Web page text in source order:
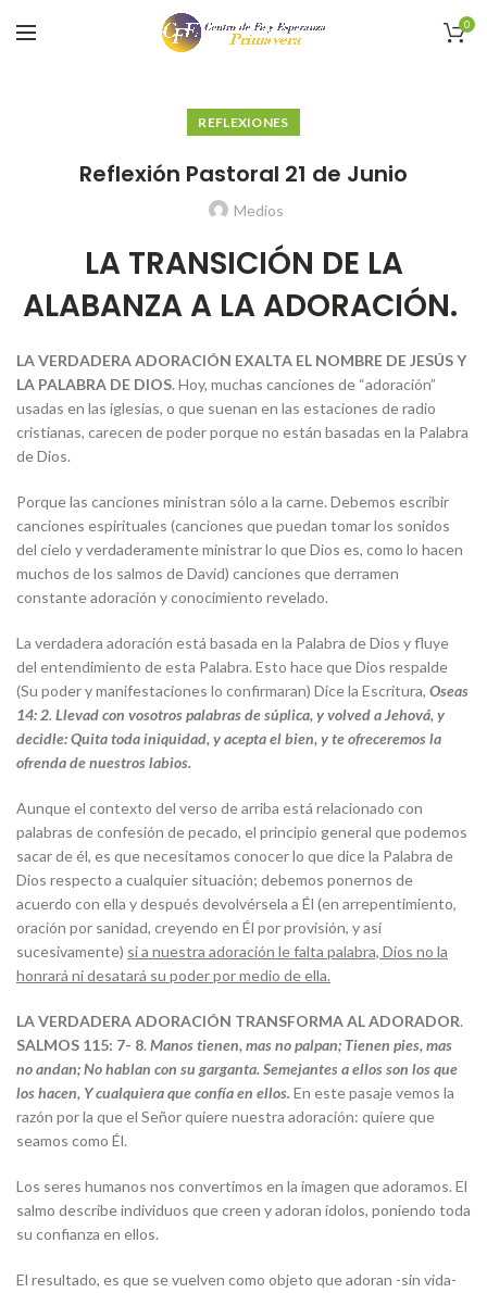
0
REFLEXIONES
Reflexión Pastoral 21 de Junio
Medios
LA TRANSICIÓN DE LA
ALABANZA A LA ADORACIÓN.
LA VERDADERA ADORACIÓN EXALTA EL NOMBRE DE JESÚS Y
LA PALABRA DE DIOS. Hoy, muchas canciones de “adoración”
usadas en las iglesias, o que suenan en las estaciones de radio
cristianas, carecen de poder porque no están basadas en la Palabra
de Dios.
Porque las canciones ministran sólo a la carne. Debemos escribir
canciones espirituales (canciones que puedan tomar los sonidos
del cielo y verdaderamente ministrar lo que Dios es, como lo hacen
muchos de los salmos de David) canciones que derramen
constante adoración y conocimiento revelado.
La verdadera adoración está basada en la Palabra de Dios y fluye
del entendimiento de esta Palabra. Esto hace que Dios respalde
(Su poder y manifestaciones lo confirmaran) Dice la Escritura, Oseas
14: 2. Llevad con vosotros palabras de súplica, y volved a Jehová, y
decidle: Quita toda iniquidad, y acepta el bien, y te ofreceremos la
ofrenda de nuestros labios.
Aunque el contexto del verso de arriba está relacionado con
palabras de confesión de pecado, el principio general que podemos
sacar de él, es que necesitamos conocer lo que dice la Palabra de
Dios respecto a cualquier situación; debemos ponernos de
acuerdo con ella y después devolvérsela a Él (en arrepentimiento,
oración por sanidad, creyendo en Él por provisión, y así
sucesivamente) si a nuestra adoración le falta palabra, Dios no la
honrará ni desatará su poder por medio de ella.
LA VERDADERA ADORACIÓN TRANSFORMA AL ADORADOR.
SALMOS 115: 7- 8. Manos tienen, mas no palpan; Tienen pies, mas
no andan; No hablan con su garganta.Semejantes a ellos son los que
los hacen, Y cualquiera que confía en ellos.En este pasaje vemos la
razón por la que el Señor quiere nuestra adoración: quiere que
seamos como Él.
Los seres humanos nos convertimos en la imagen que adoramos. El
salmo describe individuos que creen y adoran ídolos, poniendo toda
su confianza en ellos.
El resultado, es que se vuelven como objeto que adoran -sin vida-